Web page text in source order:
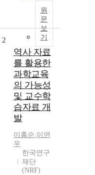
원
문
보
기
2
역사 자료
를 활용한
과학교육
의 가능성
및 교수학
습자료 개
발
이흥순,이면
우
한국연구
재단
(NRF)